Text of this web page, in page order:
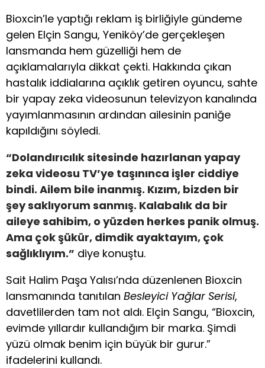
Bioxcin’le yaptığı reklam iş birliğiyle gündeme
gelen Elçin Sangu, Yeniköy’de gerçekleşen
lansmanda hem güzelliği hem de
açıklamalarıyla dikkat çekti. Hakkında çıkan
hastalık iddialarına açıklık getiren oyuncu, sahte
bir yapay zeka videosunun televizyon kanalında
yayımlanmasının ardından ailesinin paniğe
kapıldığını söyledi.
“Dolandırıcılık sitesinde hazırlanan yapay
zeka videosu TV’ye taşınınca işler ciddiye
bindi. Ailem bile inanmış. Kızım, bizden bir
şey saklıyorum sanmış. Kalabalık da bir
aileye sahibim, o yüzden herkes panik olmuş.
Ama çok şükür, dimdik ayaktayım, çok
sağlıklıyım.” diye konuştu.
Sait Halim Paşa Yalısı’nda düzenlenen Bioxcin
lansmanında tanıtılan Besleyici Yağlar Serisi,
davetlilerden tam not aldı. Elçin Sangu, “Bioxcin,
evimde yıllardır kullandığım bir marka. Şimdi
yüzü olmak benim için büyük bir gurur.”
ifadelerini kullandı.